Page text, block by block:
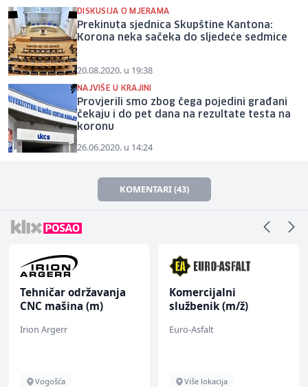
DISKUSIJA O MJERAMA
Prekinuta sjednica Skupštine Kantona:
Korona neka sačeka do sljedeće sedmice
20.08.2020. u 19:38
NAJVIŠE U KRAJINI
Provjerili smo zbog čega pojedini građani
čekaju i do pet dana na rezultate testa na
koronu
26.06.2020. u 14:24
KOMENTARI (43)
Tehničar održavanja
CNC mašina (m)
Irion Argerr
Vogošća
Komercijalni
službenik (m/ž)
Euro-Asfalt
Više lokacija